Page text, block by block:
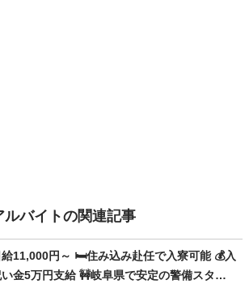
バイトの関連記事
給11,000円～ 🛏️住み込み赴任で入寮可能 💰入
金5万円支給 🚧岐阜県で安定の警備スタッ